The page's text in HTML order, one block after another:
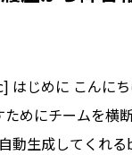
じめに こんに
めにチームを横
動生成してくれ